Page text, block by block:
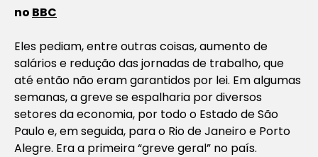
no BBC
Eles pediam, entre outras coisas, aumento de
salários e redução das jornadas de trabalho, que
até então não eram garantidos por lei. Em algumas
semanas, a greve se espalharia por diversos
setores da economia, por todo o Estado de São
Paulo e, em seguida, para o Rio de Janeiro e Porto
Alegre. Era a primeira “greve geral” no país.